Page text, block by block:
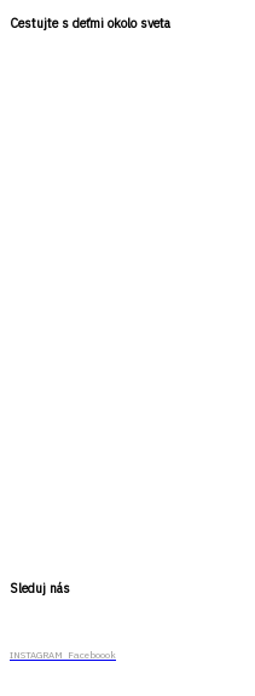
Cestujte s deťmi okolo sveta
Sleduj nás
INSTAGRAM Faceboook